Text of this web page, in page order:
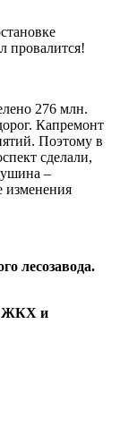
провалится!
276 млн.
Капремонт
Поэтому в
сделали,
–
изменения
лесозавода.
ЖКХ и